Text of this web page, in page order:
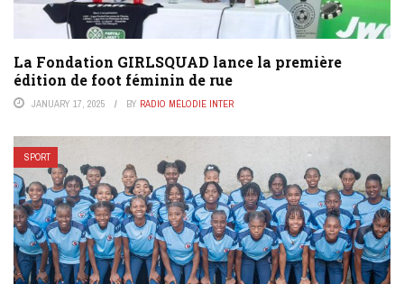
La Fondation GIRLSQUAD lance la première
édition de foot féminin de rue
JANUARY 17, 2025 BY RADIO MÉLODIE INTER
SPORT